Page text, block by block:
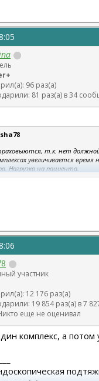
+
трети лица
96 раз(а)
81 раз(а) в 34
т.к. нет
увеличивается время
Нагрузка на пациента.
участник
12 176 раз(а)
19 854 раз(а) в 7
еще не оценивал
комплекс, а потом